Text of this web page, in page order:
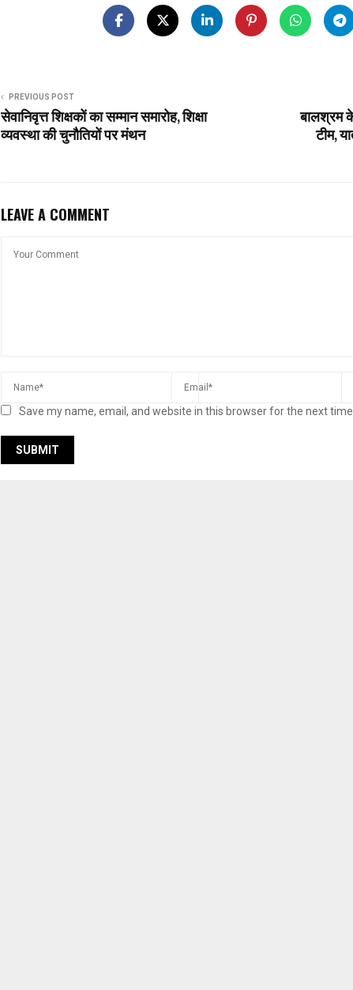
PREVIOUS POST
सेवानिवृत्त शिक्षकों का सम्मान समारोह, शिक्षा
व्यवस्था की चुनौतियों पर मंथन
बालश्रम
टीम,
LEAVE A COMMENT
Save my name, email, and website in this browser for the next